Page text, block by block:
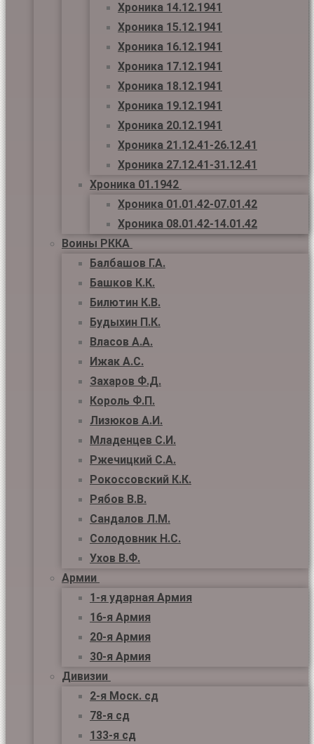
Хроника 14.12.1941
Хроника 15.12.1941
Хроника 16.12.1941
Хроника 17.12.1941
Хроника 18.12.1941
Хроника 19.12.1941
Хроника 20.12.1941
Хроника 21.12.41-26.12.41
Хроника 27.12.41-31.12.41
Хроника 01.1942
Хроника 01.01.42-07.01.42
Хроника 08.01.42-14.01.42
Воины РККА
Балбашов Г.А.
Башков К.К.
Билютин К.В.
Будыхин П.К.
Власов А.А.
Ижак А.С.
Захаров Ф.Д.
Король Ф.П.
Лизюков А.И.
Младенцев С.И.
Ржечицкий С.А.
Рокоссовский К.К.
Рябов В.В.
Сандалов Л.М.
Солодовник Н.С.
Ухов В.Ф.
Армии
1-я ударная Армия
16-я Армия
20-я Армия
30-я Армия
Дивизии
2-я Моск. сд
78-я сд
133-я сд